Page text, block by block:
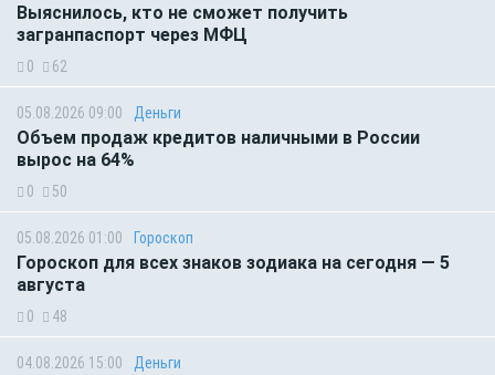
Выяснилось, кто не сможет получить
загранпаспорт через МФЦ
0 62
05.08.2026 09:00 Деньги
Объем продаж кредитов наличными в России
вырос на 64%
0 50
05.08.2026 01:00 Гороскоп
Гороскоп для всех знаков зодиака на сегодня — 5
августа
0 48
04.08.2026 15:00 Деньги